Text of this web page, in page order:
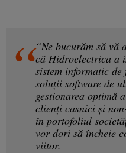
“Ne bucurăm să vă
că Hidroelectrica a
sistem informatic
soluții software de
gestionarea optimă
clienți casnici și
în portofoliul
vor dori să încheie
viitor.